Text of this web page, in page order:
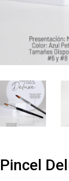
Pincel